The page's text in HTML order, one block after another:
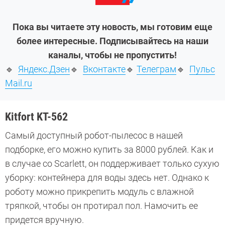
Пока вы читаете эту новость, мы готовим еще
более интересные. Подписывайтесь на наши
каналы, чтобы не пропустить!
🔹 Яндекс.Дзен🔹 Вконтакте🔹 Телеграм🔹 Пульс
Mail.ru
Kitfort KT-562
Самый доступный робот-пылесос в нашей
подборке, его можно купить за 8000 рублей. Как и
в случае со Scarlett, он поддерживает только сухую
уборку: контейнера для воды здесь нет. Однако к
роботу можно прикрепить модуль с влажной
тряпкой, чтобы он протирал пол. Намочить ее
придется вручную.